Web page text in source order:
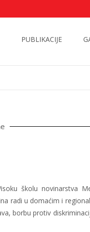
PUBLIKACIJE
školu novinarstva
radi u domaćim i
borbu protiv